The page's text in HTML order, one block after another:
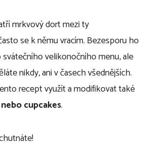
mrkvový dort mezi ty
se k němu vracím. Bezesporu ho
velikonočního menu, ale
nikdy, ani v časech všednějších.
recept využít a modifikovat také
cupcakes.